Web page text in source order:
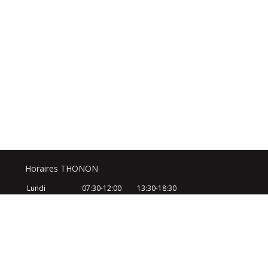
Horaires THONON
Lundi 07:30-12:00
13:30-18:30